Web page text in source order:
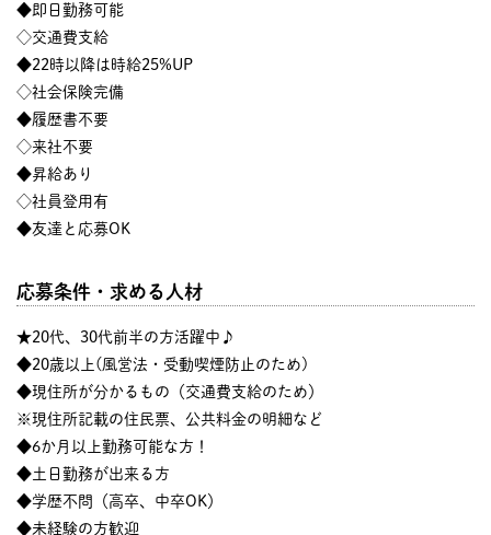
◆即日勤務可能
◇交通費支給
◆22時以降は時給25%UP
◇社会保険完備
◆履歴書不要
◇来社不要
◆昇給あり
◇社員登用有
◆友達と応募OK
応募条件・求める人材
★20代、30代前半の方活躍中♪
◆20歳以上(風営法・受動喫煙防止のため)
◆現住所が分かるもの（交通費支給のため）
※現住所記載の住民票、公共料金の明細など
◆6か月以上勤務可能な方！
◆土日勤務が出来る方
◆学歴不問（高卒、中卒OK）
◆未経験の方歓迎